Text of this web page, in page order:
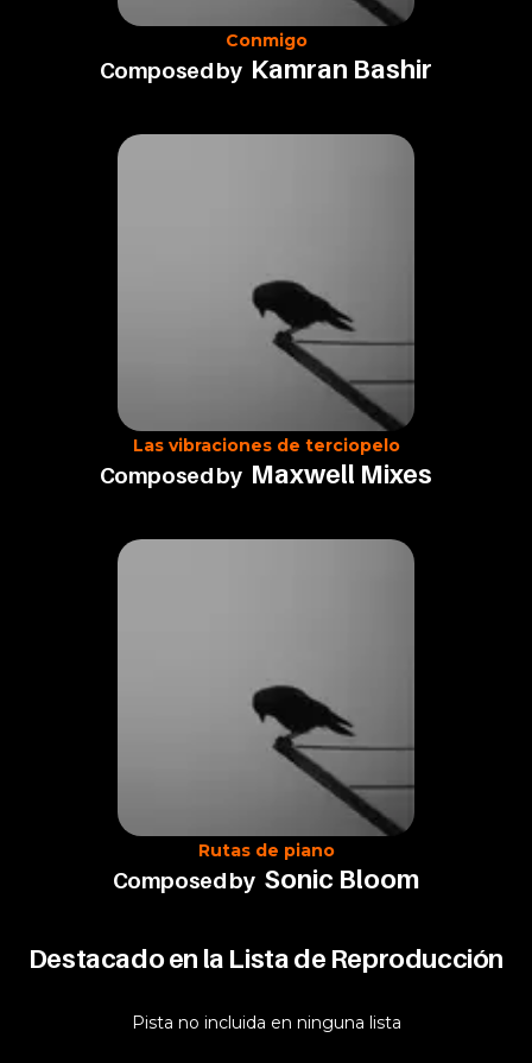
Conmigo
Composed by Kamran Bashir
Las vibraciones de terciopelo
Composed by Maxwell Mixes
Rutas de piano
Composed by Sonic Bloom
Destacado en la Lista de Reproducción
Pista no incluida en ninguna lista